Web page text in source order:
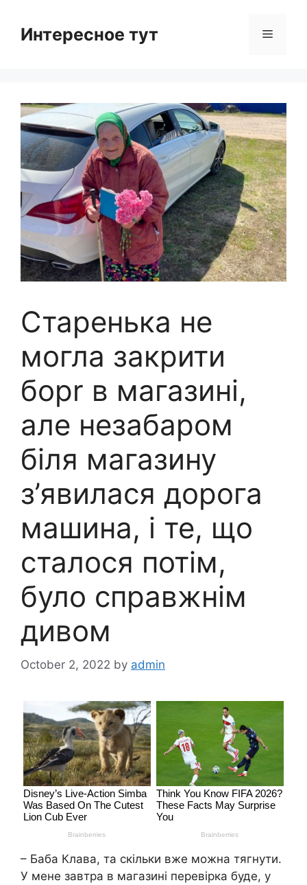
contentИнтересное тут Menu
Старенька не
могла закрити
борr в магазині,
але незабаром
біля магазину
з’явилася дорога
машина, і те, що
сталося потім,
було справжнім
дивом
October 2, 2022 by admin
– Баба Клава, та скільки вже можна тягнути.
У мене завтра в магазині перевірка буде, у